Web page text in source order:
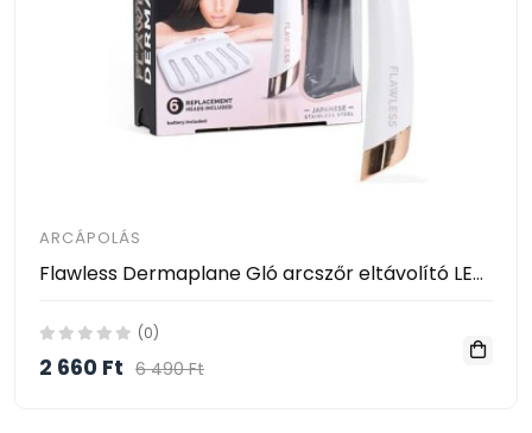
ARCÁPOLÁS
Flawless Dermaplane Gló arcszőr eltávolító LED világítással - fehér (6 cserélhető fejjel)
(0)
2 660 Ft 6 490 Ft